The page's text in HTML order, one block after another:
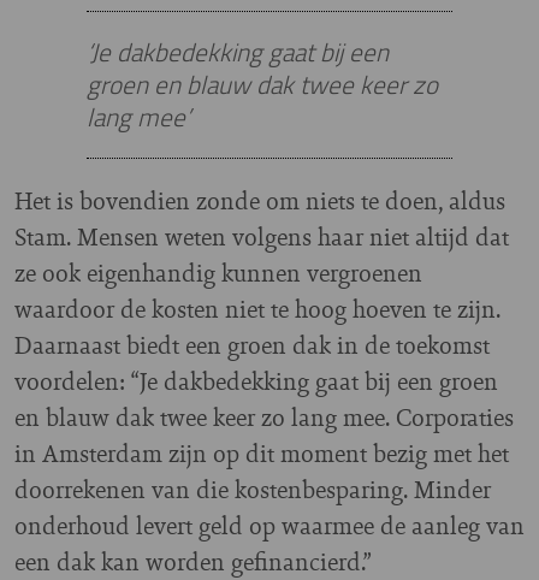
‘Je dakbedekking gaat bij een
groen en blauw dak twee keer zo
lang mee’
Het is bovendien zonde om niets te doen, aldus
Stam. Mensen weten volgens haar niet altijd dat
ze ook eigenhandig kunnen vergroenen
waardoor de kosten niet te hoog hoeven te zijn.
Daarnaast biedt een groen dak in de toekomst
voordelen: “Je dakbedekking gaat bij een groen
en blauw dak twee keer zo lang mee. Corporaties
in Amsterdam zijn op dit moment bezig met het
doorrekenen van die kostenbesparing. Minder
onderhoud levert geld op waarmee de aanleg van
een dak kan worden gefinancierd.”